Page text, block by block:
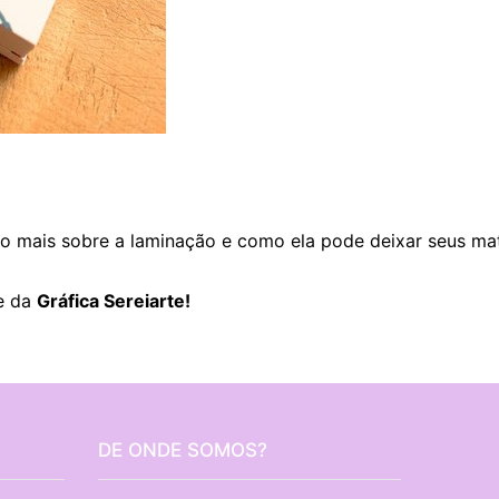
mais sobre a laminação e como ela pode deixar seus
da Gráfica Sereiarte!
DE ONDE SOMOS?